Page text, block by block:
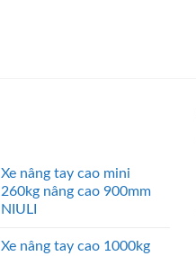
Xe nâng tay cao mini
260kg nâng cao 900mm
NIULI
Xe nâng tay cao 1000kg